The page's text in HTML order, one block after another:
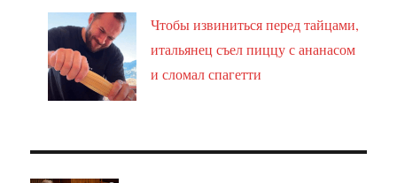
Чтобы извиниться перед тайцами,
итальянец съел пиццу с ананасом
и сломал спагетти